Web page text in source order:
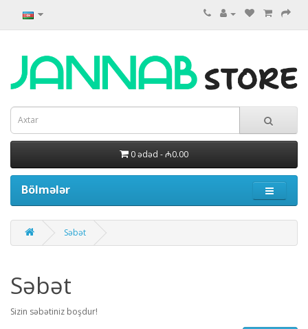
0 ədəd - ₼0.00
Bölmələr
Səbət
Səbət
Sizin səbətiniz boşdur!